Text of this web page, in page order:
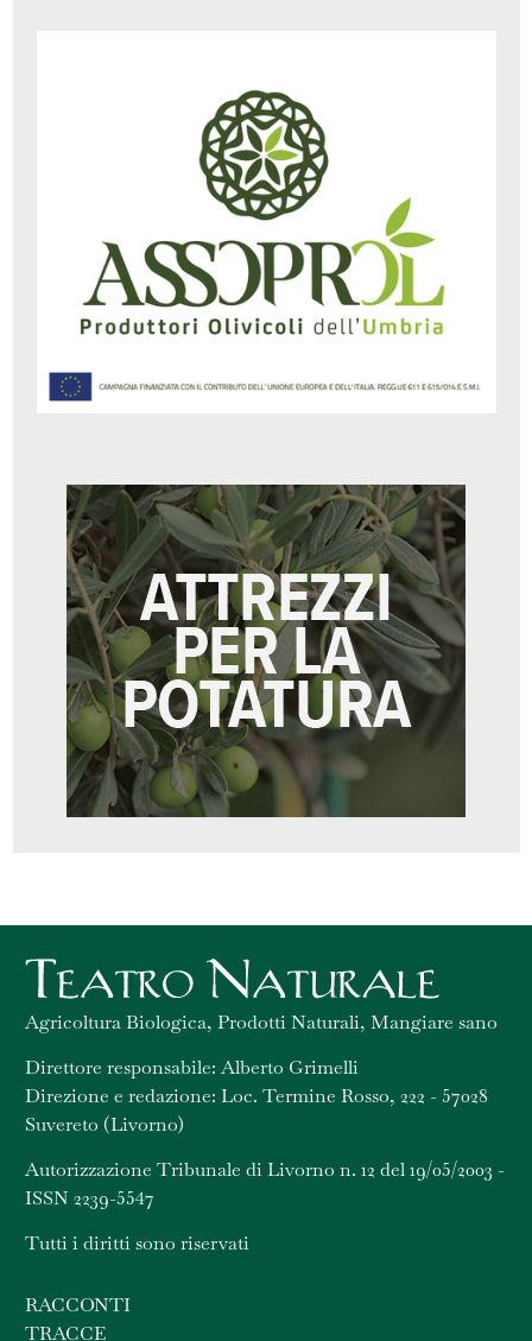
Agricoltura Biologica, Prodotti Naturali, Mangiare sano
Direttore responsabile: Alberto Grimelli
Direzione e redazione: Loc. Termine Rosso, 222 - 57028
Suvereto (Livorno)
Autorizzazione Tribunale di Livorno n. 12 del 19/05/2003 -
ISSN 2239-5547
Tutti i diritti sono riservati
RACCONTI
TRACCE